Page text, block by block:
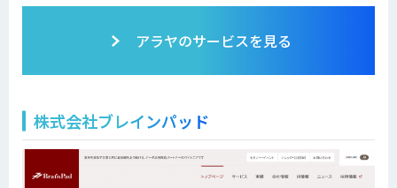
アラヤのサービスを見る
株式会社ブレインパッド